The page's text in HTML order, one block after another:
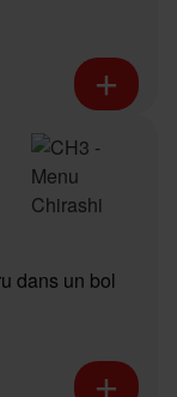
dans un bol